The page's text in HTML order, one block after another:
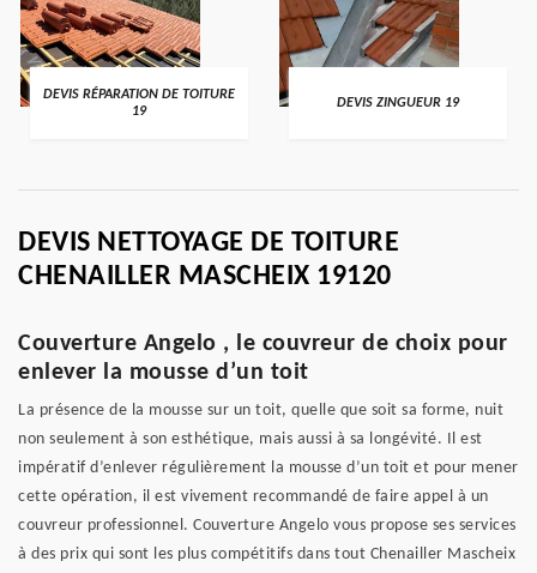
DEVIS RÉPARATION DE TOITURE
19
DEVIS ZINGUEUR 19
DEVIS NETTOYAGE DE TOITURE
CHENAILLER MASCHEIX 19120
Couverture Angelo , le couvreur de choix pour
enlever la mousse d’un toit
La présence de la mousse sur un toit, quelle que soit sa forme, nuit
non seulement à son esthétique, mais aussi à sa longévité. Il est
impératif d’enlever régulièrement la mousse d’un toit et pour mener
cette opération, il est vivement recommandé de faire appel à un
couvreur professionnel. Couverture Angelo vous propose ses services
à des prix qui sont les plus compétitifs dans tout Chenailler Mascheix